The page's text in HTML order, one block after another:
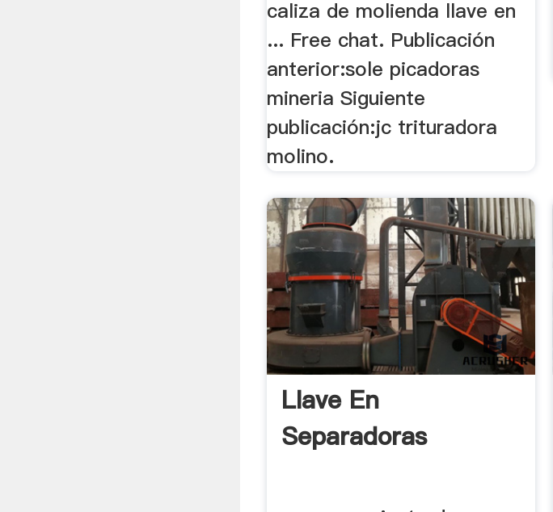
caliza de molienda llave en
... Free chat. Publicación
anterior:sole picadoras
mineria Siguiente
publicación:jc trituradora
molino.
Llave En
Separadoras